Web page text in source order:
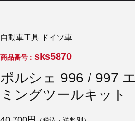
自動車工具 ドイツ車
商品番号： sks5870
ポルシェ 996 / 997
ミングツールキット